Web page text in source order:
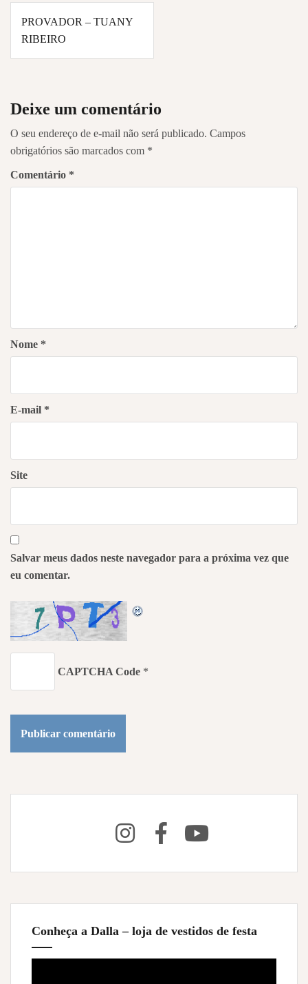
Navegação
de
Post
PROVADOR – TUANY
RIBEIRO
Deixe um comentário
O seu endereço de e-mail não será publicado. Campos
obrigatórios são marcados com *
Comentário *
Nome *
E-mail *
Site
Salvar meus dados neste navegador para a próxima vez que
eu comentar.
CAPTCHA Code *
Conheça a Dalla – loja de vestidos de festa